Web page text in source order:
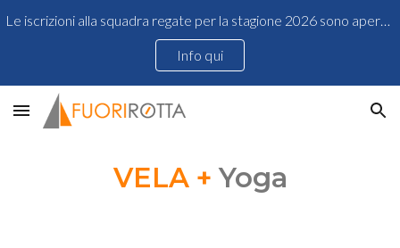
Skip to main content Skip to navigation
Info qui
VELA + Yoga